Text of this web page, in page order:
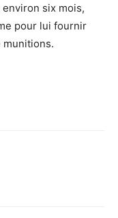
six mois,
pour lui fournir
munitions.